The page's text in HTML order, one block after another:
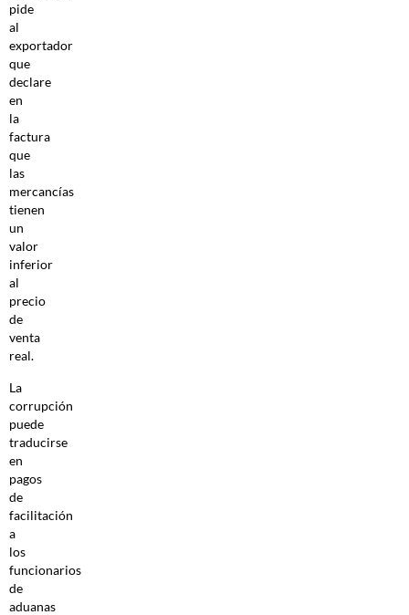
pide
al
exportador
que
declare
en
la
factura
que
las
mercancías
tienen
un
valor
inferior
al
precio
de
venta
real.
La
corrupción
puede
traducirse
en
pagos
de
facilitación
a
los
funcionarios
de
aduanas